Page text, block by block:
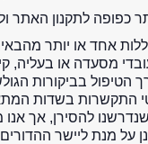
כפופה לתקנון האתר
אחד או יותר
מסעדה או בעליה,
הטיפול בביקורות
התקשרות בשדות
להסירן, אך
על מנת ליישר